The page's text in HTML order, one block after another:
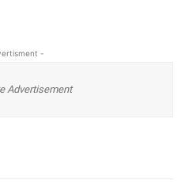
-
Advertisement